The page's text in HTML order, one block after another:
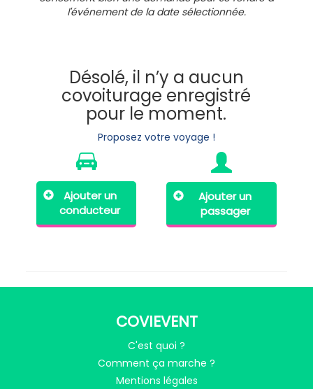
l'événement de la date sélectionnée.
Désolé, il n’y a aucun
covoiturage enregistré
pour le moment.
Proposez votre voyage !
Ajouter un
conducteur
Ajouter un
passager
COVIEVENT
C'est quoi ?
Comment ça marche ?
Mentions légales